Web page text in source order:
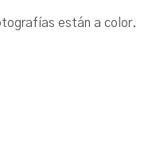
están a color.